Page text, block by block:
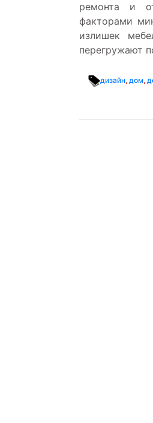
ремонта и
факторами
излишек
перегружают
дизайн, дом,